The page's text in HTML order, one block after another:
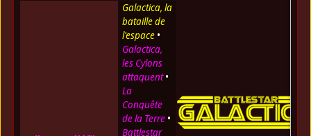
Galactica, la
bataille de
l'espace•
Galactica,
les Cylons
attaquent•
La
Conquête
de la Terre•
Battlestar